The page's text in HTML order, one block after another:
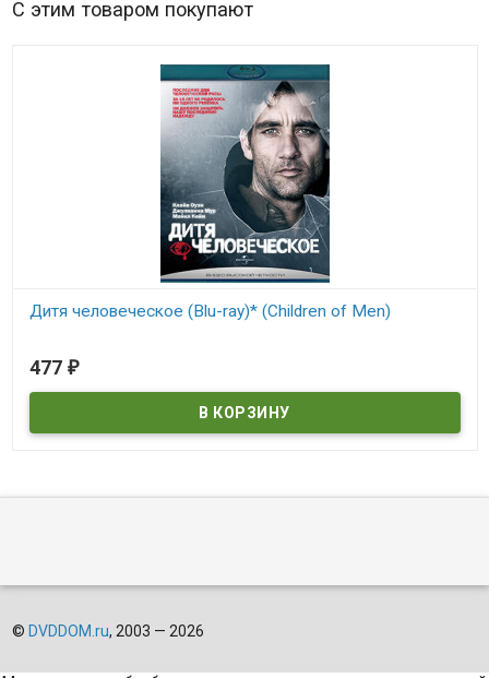
С этим товаром покупают
Дитя человеческое (Blu-ray)* (Children of Men)
477 ₽
© DVDDOM.ru, 2003 — 2026